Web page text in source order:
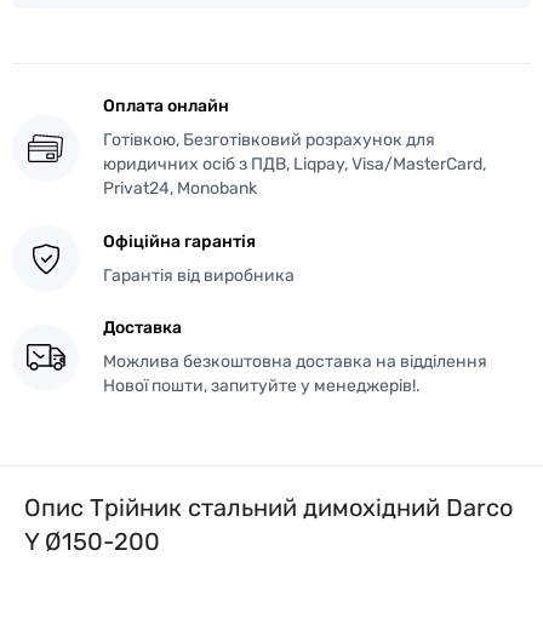
Оплата онлайн
Готівкою, Безготівковий розрахунок для
юридичних осіб з ПДВ, Liqpay, Visa/MasterCard,
Privat24, Monobank
Офіційна гарантія
Гарантія від виробника
Доставка
Можлива безкоштовна доставка на відділення
Нової пошти, запитуйте у менеджерів!.
Опис Трійник стальний димохідний Darco
Y Ø150-200